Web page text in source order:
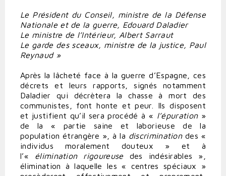
Le Président du Conseil, ministre de la Défense
Nationale et de la guerre, Edouard Daladier
Le ministre de l’Intérieur, Albert Sarraut
Le garde des sceaux, ministre de la justice, Paul
Reynaud »
Après la lâcheté face à la guerre d’Espagne, ces
décrets et leurs rapports, signés notamment
Daladier qui décrètera la chasse à mort des
communistes, font honte et peur. Ils disposent
et justifient qu’il sera procédé à « l’épuration»
de la « partie saine et laborieuse de la
population étrangère », à la discriminationdes «
individus moralement douteux » et à
l’« élimination rigoureuse des indésirables »,
élimination à laquelle les « centres spéciaux »